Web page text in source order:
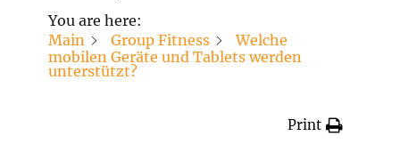
You are here:
Main
Group Fitness
Welche
mobilen Geräte und Tablets werden
unterstützt?
Print